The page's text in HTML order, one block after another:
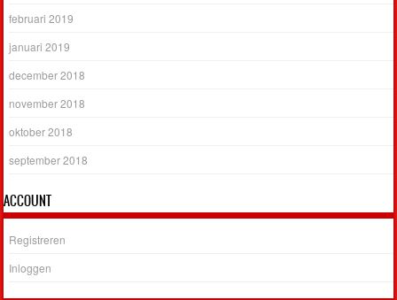
februari 2019
januari 2019
december 2018
november 2018
oktober 2018
september 2018
ACCOUNT
Registreren
Inloggen